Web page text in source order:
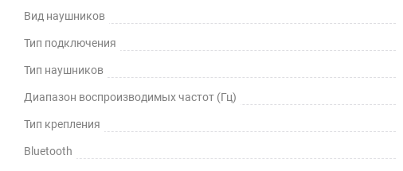
Вид наушников
Тип подключения
Тип наушников
Диапазон воспроизводимых частот (Гц)
Тип крепления
Bluetooth